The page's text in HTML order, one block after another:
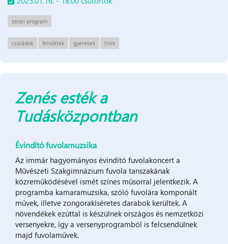
zenei program
családok felnőttek gyerekek tinik
Zenés esték a
Tudásközpontban
Évindító fuvolamuzsika
Az immár hagyományos évindító fuvolakoncert a
Művészeti Szakgimnázium fuvola tanszakának
közreműködésével ismét színes műsorral jelentkezik. A
programba kamaramuzsika, szóló fuvolára komponált
művek, illetve zongorakíséretes darabok kerültek. A
növendékek ezúttal is készülnek országos és nemzetközi
versenyekre, így a versenyprogramból is felcsendülnek
majd fuvolaművek.